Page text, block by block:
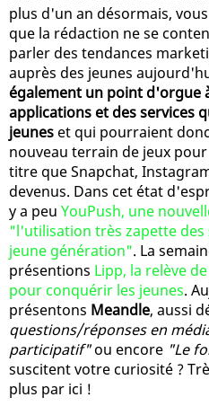
plus d'un an désormais,
que la rédaction ne se
parler des tendances
auprès des jeunes
également un point d'orgue
applications et des services
jeunes et qui pourraient
nouveau terrain de jeux
titre que Snapchat,
devenus. Dans cet état
y a peu YouPush, une
"l'utilisation très zapette
jeune génération". La
présentions Lipp, la relève
pour conquérir les jeunes.
présentons Meandle, aussi
questions/réponses en
participatif"ou encore "Le
suscitent votre curiosité ?
plus par ici !